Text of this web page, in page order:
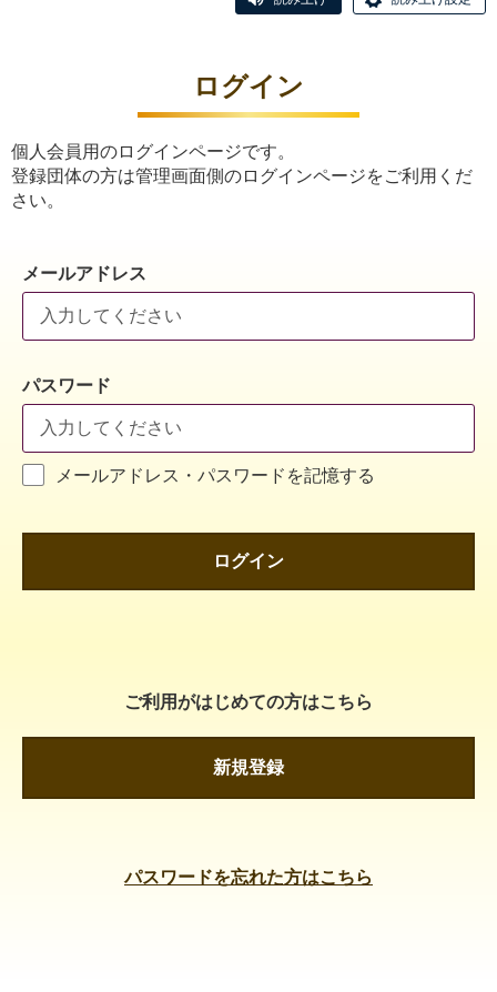
ログイン
個人会員用のログインページです。
登録団体の方は管理画面側のログインページをご利用くだ
さい。
メールアドレス
パスワード
メールアドレス・パスワードを記憶する
ログイン
ご利用がはじめての方はこちら
新規登録
パスワードを忘れた方はこちら